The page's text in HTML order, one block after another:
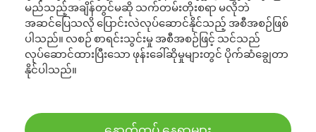
မည်သည့်အချိန်တွင်မဆို သက်တမ်းတိုးစရာ မလိုဘဲ
အဆင်ပြေသလို ပြောင်းလဲလုပ်ဆောင်နိုင်သည့် အစီအစဉ်ဖြစ်
ပါသည်။ လစဉ် စာရင်းသွင်းမှု အစီအစဉ်ဖြင့် သင်သည်
လုပ်ဆောင်ထားပြီးသော ဖုန်းခေါ်ဆိုမှုများတွင် ပိုက်ဆံချွေတာ
နိုင်ပါသည်။